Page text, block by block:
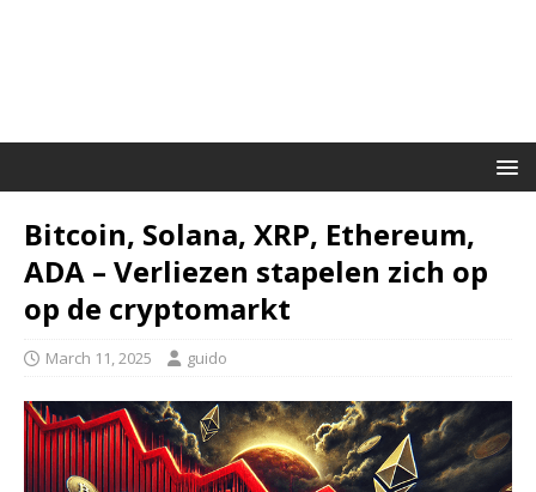
Bitcoin, Solana, XRP, Ethereum,
ADA – Verliezen stapelen zich op
op de cryptomarkt
March 11, 2025 guido